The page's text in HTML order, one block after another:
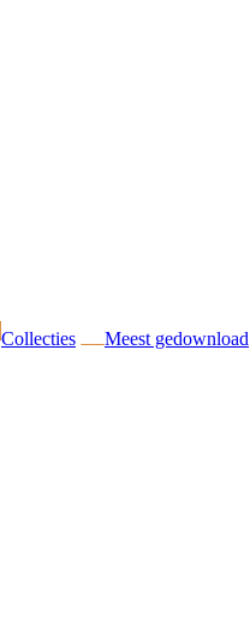
Collecties Meest gedownload